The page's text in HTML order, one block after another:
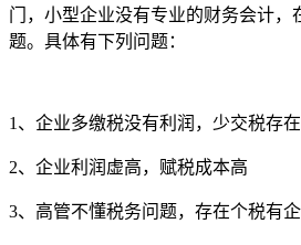
门，小型企业没有专业的财务会计，
题。具体有下列问题：
1、企业多缴税没有利润，少交税存在
2、企业利润虚高，赋税成本高
3、高管不懂税务问题，存在个税有